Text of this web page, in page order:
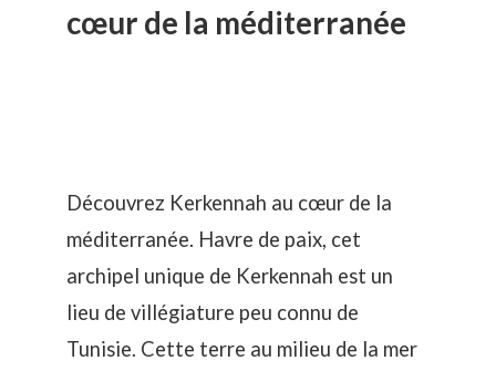
cœur de la méditerranée
Découvrez Kerkennah au cœur de la
méditerranée. Havre de paix, cet
archipel unique de Kerkennah est un
lieu de villégiature peu connu de
Tunisie. Cette terre au milieu de la mer